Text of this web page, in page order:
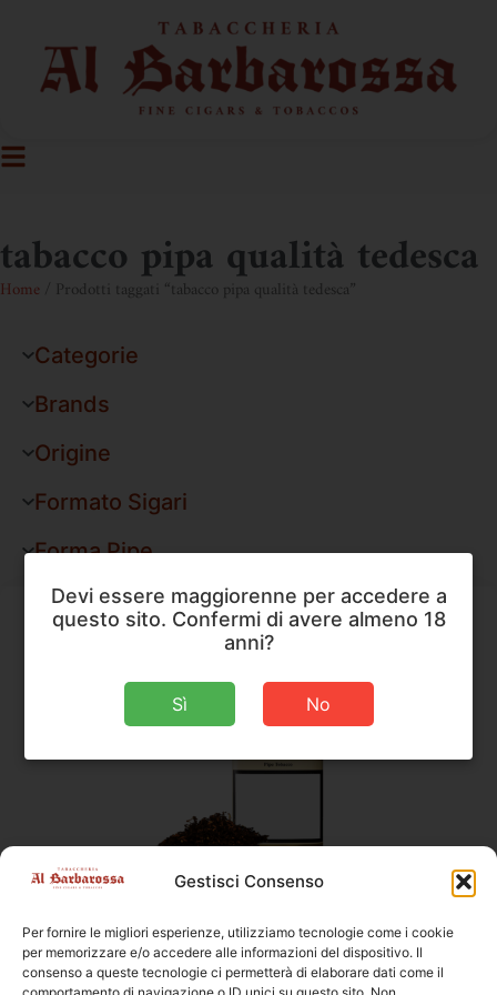
Gestisci Consenso
Per fornire le migliori esperienze, utilizziamo tecnologie come i cookie
per memorizzare e/o accedere alle informazioni del dispositivo. Il
consenso a queste tecnologie ci permetterà di elaborare dati come il
tabacco pipa qualità tedesca
Home / Prodotti taggati “tabacco pipa qualità tedesca”
Categorie
Brands
Origine
Formato Sigari
Forma Pipe
Tabacco da Pipa ,Thomas Redford
Thomas Redford Sunday’s Fantasy Pipe Tobacco
Peso
50 g
Devi essere maggiorenne per accedere a
questo sito. Confermi di avere almeno 18
anni?
Sì No